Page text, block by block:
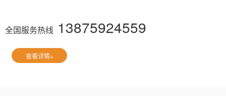
全国服务热线 13875924559
查看详情+